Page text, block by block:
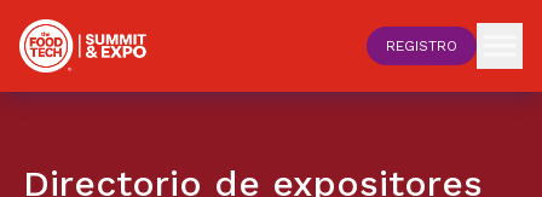
REGISTRO
Directorio de expositores